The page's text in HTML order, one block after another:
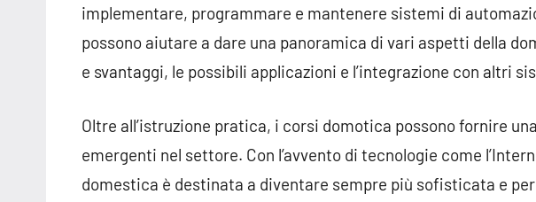
implementare, programmare e mantenere sistemi di
possono aiutare a dare una panoramica di vari aspetti della
e svantaggi, le possibili applicazioni e l’integrazione con altri
Oltre all’istruzione pratica, i corsi domotica possono fornire
emergenti nel settore. Con l’avvento di tecnologie come
domestica è destinata a diventare sempre più sofisticata e